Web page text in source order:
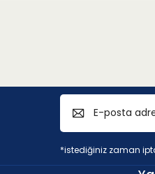
*istediğiniz zaman